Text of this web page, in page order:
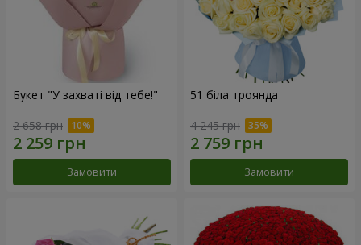
Букет "У захваті від тебе!"
2 658 грн
Замовити
51 біла троянда
4 245 грн
Замовити